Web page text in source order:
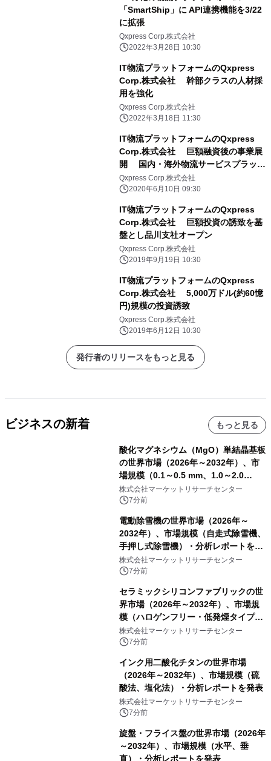
「SmartShip」に API連携機能を3/22
に拡張
Qxpress Corp.株式会社
2022年3月28日 10:30
IT物流プラットフォームのQxpress
Corp.株式会社 幹部クラスの人材採
用を強化
Qxpress Corp.株式会社
2022年3月18日 11:30
IT物流プラットフォームのQxpress
Corp.株式会社 巨額融資後の事業展
開 国内・海外物流サービスプラット
フォーム(Smartship)をオープン
Qxpress Corp.株式会社
2020年6月10日 09:30
IT物流プラットフォームのQxpress
Corp.株式会社 巨額投資の誘致を基
盤とし品川支社オープン
Qxpress Corp.株式会社
2019年9月19日 10:30
IT物流プラットフォームのQxpress
Corp.株式会社 5,000万ドル(約60憶
円)規模の投資誘致
Qxpress Corp.株式会社
2019年6月12日 10:30
発行者のリリースをもっと見る
ビジネスの新着 もっと見る
酸化マグネシウム（MgO）単結晶基板
の世界市場（2026年～2032年）、市
場規模（0.1～0.5 mm、1.0～2.0
mm、その他）・分析レポートを発表
株式会社マーケットリサーチセンター
7分前
電動除雪機の世界市場（2026年～
2032年）、市場規模（自走式除雪機、
手押し式除雪機）・分析レポートを発
表
株式会社マーケットリサーチセンター
7分前
セラミックシリコンファブリックの世
界市場（2026年～2032年）、市場規
模（ハロゲンフリー・低発煙タイプ、
高膨張タイプ）・分析レポートを発表
株式会社マーケットリサーチセンター
7分前
インク用二酸化チタンの世界市場
（2026年～2032年）、市場規模（硫
酸法、塩化法）・分析レポートを発表
株式会社マーケットリサーチセンター
7分前
旋盤・フライス盤の世界市場（2026年
～2032年）、市場規模（水平、垂
直）・分析レポートを発表